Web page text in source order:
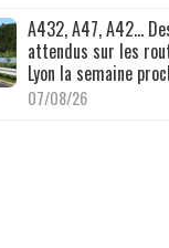
A432, A47, A42…
attendus sur les
Lyon la semaine
07/08/26